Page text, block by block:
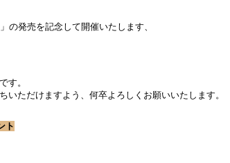
の発売を記念して開催いたします、
す。
ただけますよう、何卒よろしくお願いいたします。
ト